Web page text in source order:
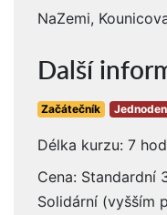
NaZemi,
Další
Začátečník
Délka kurzu: 7
Cena: Standardní
Solidární (vyšším